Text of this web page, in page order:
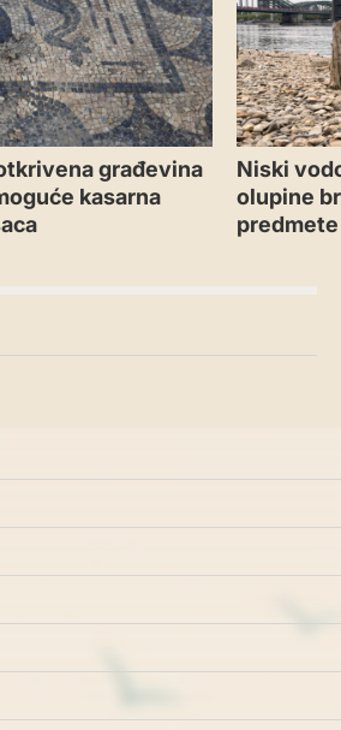
građevina
kasarna
Niski
olupine
predmete